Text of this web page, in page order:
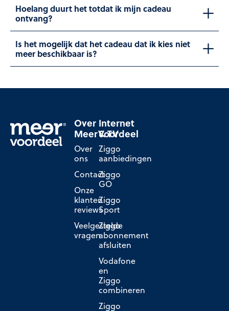
Hoelang duurt het totdat ik mijn cadeau
ontvang?
Is het mogelijk dat het cadeau dat ik kies niet
meer beschikbaar is?
Over
MeerVoordeel
Over
ons
Contact
Onze
klanten
reviews
Veelgestelde
vragen
Internet
& TV
Ziggo
aanbiedingen
Ziggo
GO
Ziggo
Sport
Ziggo
abonnement
afsluiten
Vodafone
en
Ziggo
combineren
Ziggo